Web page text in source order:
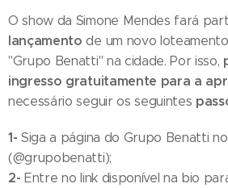
O show da Simone Mendes fará
lançamentode um novo
"Grupo Benatti" na cidade. Por isso,
ingresso gratuitamente para a
necessário seguir os seguintes
1- Siga a página do Grupo Benatti
(@grupobenatti);
2- Entre no link disponível na bio